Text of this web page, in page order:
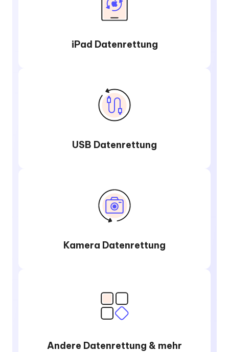
iPad Datenrettung
USB Datenrettung
Kamera Datenrettung
Andere Datenrettung & mehr